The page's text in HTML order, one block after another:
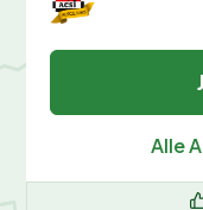
Alle